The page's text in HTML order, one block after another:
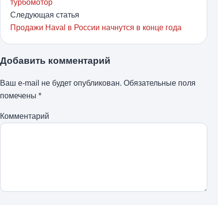
турбомотор
Следующая статья
Продажи Haval в России начнутся в конце года
Добавить комментарий
Ваш e-mail не будет опубликован. Обязательные поля
помечены *
Комментарий